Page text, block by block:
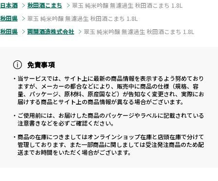
日本酒
秋田酒こまち
翠玉 純米吟醸 無濾過生 秋田酒こまち 1.8L
秋田県
翠玉 純米吟醸 無濾過生 秋田酒こまち 1.8L
秋田県
両関酒造株式会社 翠玉 純米吟醸 無濾過生 秋田酒こまち 1.8L
免責事項
・当サービスでは、サイト上に最新の商品情報を表示するよう努めており
ますが、メーカーの都合などにより、販売中に商品の仕様（規格、容
量、パッケージ、原材料、原産国など）が告知なく変更され、実際にお
届けする商品とサイト上の商品情報が異なる場合がございます。
・ご使用前には、お届けした商品のパッケージやラベルに記載されている
注意書きなどを必ずご確認ください。
・商品の在庫につきましてはオンラインショップ在庫と店頭在庫で分けて
管理しております、また一部商品に関しましては受注発注商品のため配
送までお時間をいただく場合がございます。